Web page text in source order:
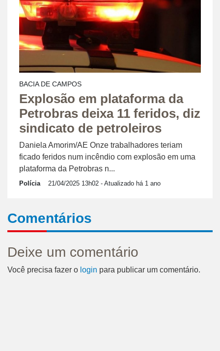
BACIA DE CAMPOS
Explosão em plataforma da
Petrobras deixa 11 feridos, diz
sindicato de petroleiros
Daniela Amorim/AE Onze trabalhadores teriam
ficado feridos num incêndio com explosão em uma
plataforma da Petrobras n...
Polícia 21/04/2025 13h02 - Atualizado há 1 ano
Comentários
Deixe um comentário
Você precisa fazer o login para publicar um comentário.